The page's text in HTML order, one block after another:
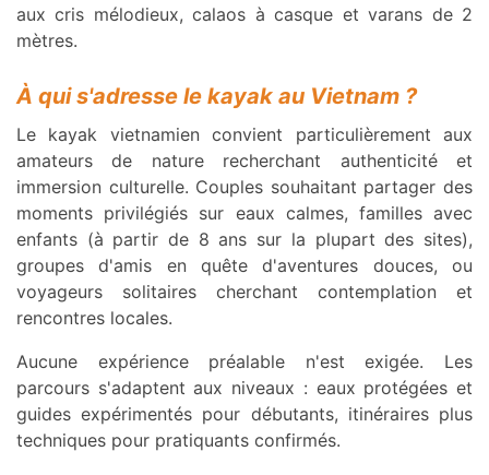
aux cris mélodieux, calaos à casque et varans de 2
mètres.
À qui s'adresse le kayak au Vietnam ?
Le kayak vietnamien convient particulièrement aux
amateurs de nature recherchant authenticité et
immersion culturelle. Couples souhaitant partager des
moments privilégiés sur eaux calmes, familles avec
enfants (à partir de 8 ans sur la plupart des sites),
groupes d'amis en quête d'aventures douces, ou
voyageurs solitaires cherchant contemplation et
rencontres locales.
Aucune expérience préalable n'est exigée. Les
parcours s'adaptent aux niveaux : eaux protégées et
guides expérimentés pour débutants, itinéraires plus
techniques pour pratiquants confirmés.